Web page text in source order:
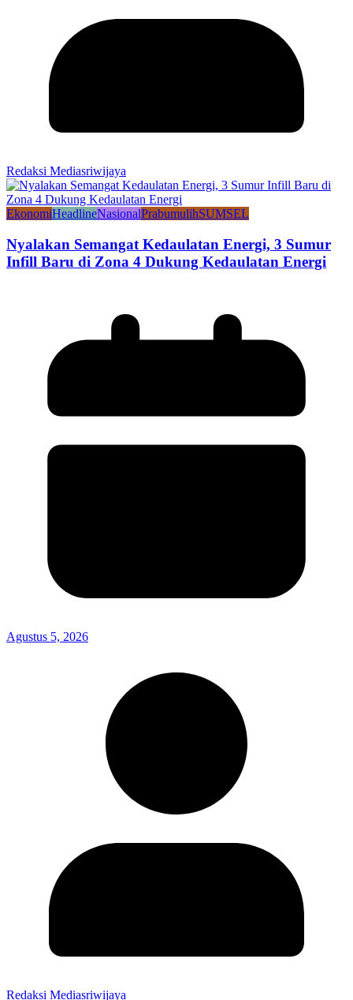
Redaksi Mediasriwijaya
EkonomiHeadlineNasionalPrabumulihSUMSEL
Nyalakan Semangat Kedaulatan Energi, 3 Sumur
Infill Baru di Zona 4 Dukung Kedaulatan Energi
Agustus 5, 2026
Redaksi Mediasriwijaya